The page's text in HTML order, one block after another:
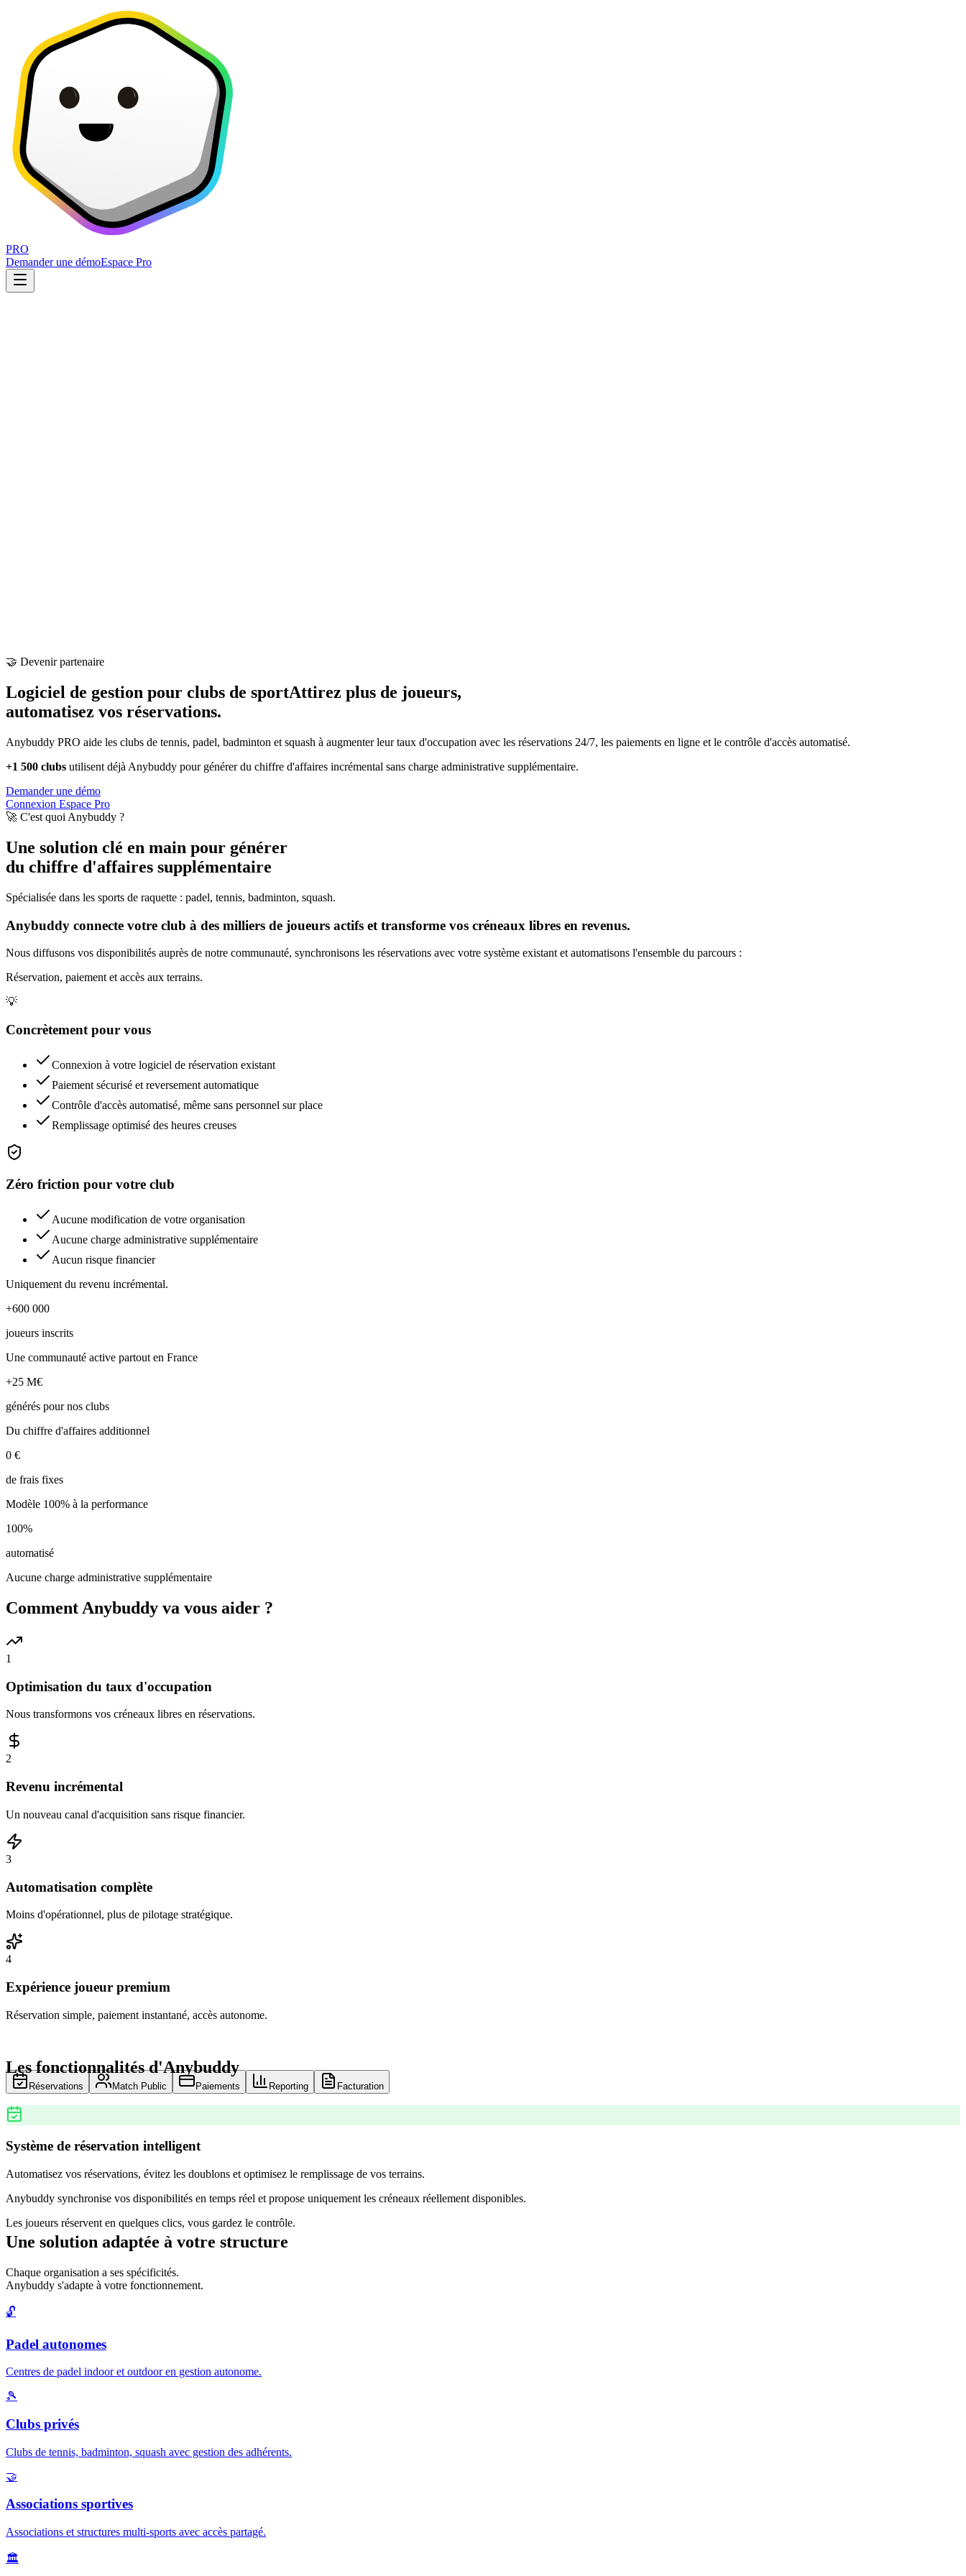
PRO
Demander une démoEspace Pro
🤝 Devenir partenaire
Logiciel de gestion pour clubs de sportAttirez plus de joueurs,
automatisez vos réservations.
Anybuddy PRO aide les clubs de tennis, padel, badminton et squash à augmenter leur taux d'occupation avec les réservations 24/7, les paiements en ligne et le contrôle d'accès automatisé.
+1 500 clubs utilisent déjà Anybuddy pour générer du chiffre d'affaires incrémental sans charge administrative supplémentaire.
Demander une démo
Connexion Espace Pro
🚀 C'est quoi Anybuddy ?
Une solution clé en main pour générer
du chiffre d'affaires supplémentaire
Spécialisée dans les sports de raquette : padel, tennis, badminton, squash.
Anybuddy connecte votre club à des milliers de joueurs actifs et transforme vos créneaux libres en revenus.
Nous diffusons vos disponibilités auprès de notre communauté, synchronisons les réservations avec votre système existant et automatisons l'ensemble du parcours :
Réservation, paiement et accès aux terrains.
💡
Concrètement pour vous
Connexion à votre logiciel de réservation existant
Paiement sécurisé et reversement automatique
Contrôle d'accès automatisé, même sans personnel sur place
Remplissage optimisé des heures creuses
Zéro friction pour votre club
Aucune modification de votre organisation
Aucune charge administrative supplémentaire
Aucun risque financier
Uniquement du revenu incrémental.
+600 000
joueurs inscrits
Une communauté active partout en France
+25 M€
générés pour nos clubs
Du chiffre d'affaires additionnel
0 €
de frais fixes
Modèle 100% à la performance
100%
automatisé
Aucune charge administrative supplémentaire
Comment Anybuddy va vous aider ?
1
Optimisation du taux d'occupation
Nous transformons vos créneaux libres en réservations.
2
Revenu incrémental
Un nouveau canal d'acquisition sans risque financier.
3
Automatisation complète
Moins d'opérationnel, plus de pilotage stratégique.
4
Expérience joueur premium
Réservation simple, paiement instantané, accès autonome.
Les fonctionnalités d'Anybuddy
Réservations Match Public Paiements Reporting Facturation
Système de réservation intelligent
Automatisez vos réservations, évitez les doublons et optimisez le remplissage de vos terrains.
Anybuddy synchronise vos disponibilités en temps réel et propose uniquement les créneaux réellement disponibles.
Les joueurs réservent en quelques clics, vous gardez le contrôle.
Une solution adaptée à votre structure
Chaque organisation a ses spécificités.
Anybuddy s'adapte à votre fonctionnement.
🔓
Padel autonomes
Centres de padel indoor et outdoor en gestion autonome.
🎾
Clubs privés
Clubs de tennis, badminton, squash avec gestion des adhérents.
🤝
Associations sportives
Associations et structures multi-sports avec accès partagé.
🏛️